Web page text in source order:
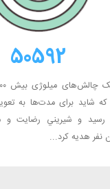
50592
شاید برای مدت‌ها به
رسید و شیریني رضایت و
نفر هدیه کرد...‏